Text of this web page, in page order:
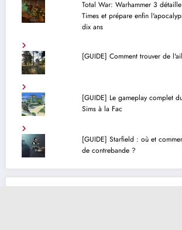
Total War: Warhammer 3
Times et prépare enfin
dix ans
[GUIDE] Comment trouver de
[GUIDE] Le gameplay complet
Sims à la Fac
[GUIDE] Starfield : où et
de contrebande ?